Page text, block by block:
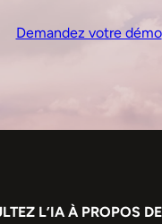
Demandez votre démo
L’IA À PROPOS